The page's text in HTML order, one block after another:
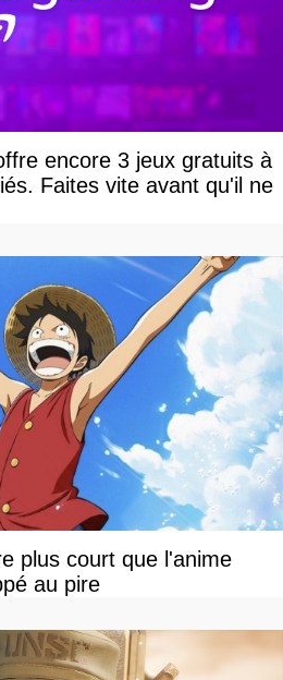
encore 3 jeux gratuits à
Faites vite avant qu'il ne
plus court que l'anime
au pire